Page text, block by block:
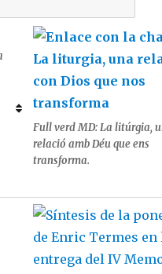
Full verd MD: La litúrgia,
relació amb Déu que ens
transforma.